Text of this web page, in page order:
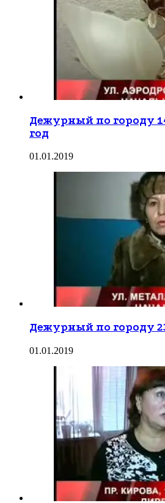
Дежурный по городу
год
01.01.2019
Дежурный по городу
01.01.2019